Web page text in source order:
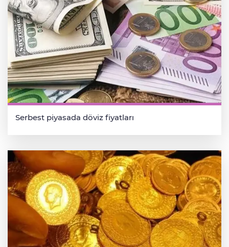
Serbest piyasada döviz fiyatları